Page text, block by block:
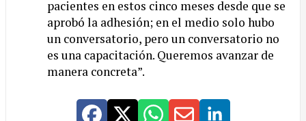
pacientes en estos cinco meses desde que se
aprobó la adhesión; en el medio solo hubo
un conversatorio, pero un conversatorio no
es una capacitación. Queremos avanzar de
manera concreta”.